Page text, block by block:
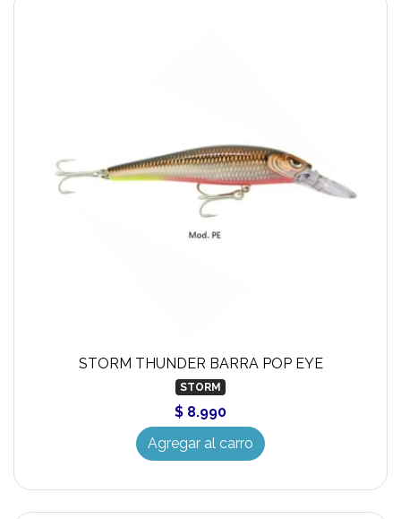
STORM THUNDER BARRA POP EYE
STORM
$ 8.990
Agregar al carro